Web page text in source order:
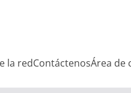
la redContáctenosÁrea de